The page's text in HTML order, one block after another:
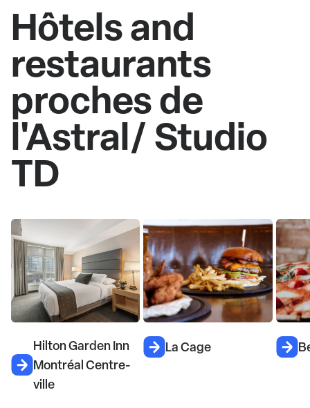
Hôtels and
restaurants
proches de
l'Astral/ Studio
TD
La Cage Bellucci Italia